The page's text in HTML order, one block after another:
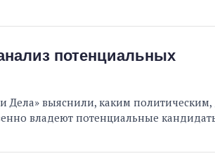
потенциальных
Дела» выяснили, каким
владеют потенциальные